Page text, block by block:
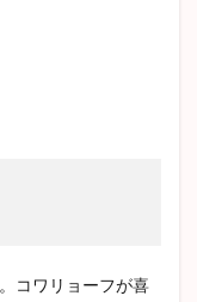
コワリョーフが喜